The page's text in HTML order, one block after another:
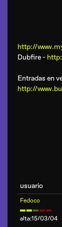
http://
Dubfire -
Entradas en
http://
usuario
Fedoco
alta:15/03/04